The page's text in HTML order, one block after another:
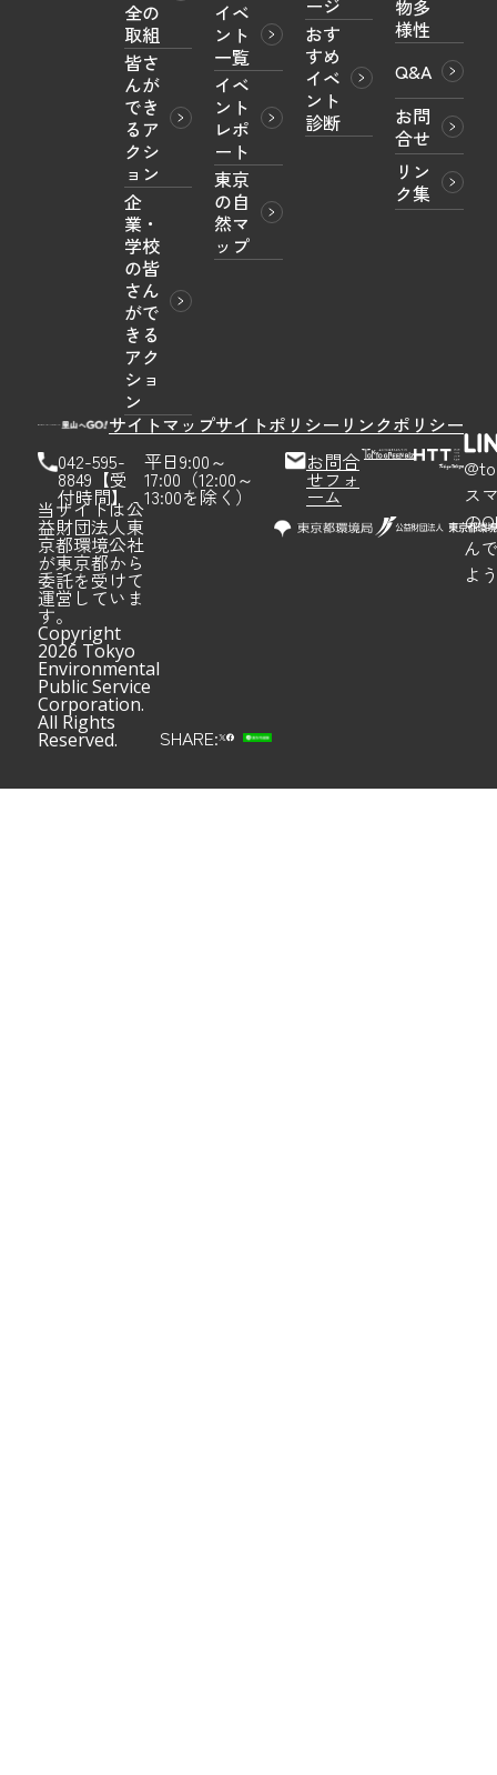
全の
取組
皆さ
んが
でき
るア
クシ
ョン
企
業・
学校
の皆
さん
がで
きる
アク
ショ
ン
イベ
ント
一覧
イベ
ント
レポ
ート
東京
の自
然マ
ップ
ージ
おす
すめ
イベ
ント
診断
物多
様性
Q&A
お問
合せ
リン
ク集
サイトマップサイトポリシー リンクポリシー
042-595-
8849【受
付時間】
平日9:00～
17:00（12:00～
13:00を除く）
お問合
せフォ
ーム
当サイトは公
益財団法人東
京都環境公社
が東京都から
委託を受けて
運営していま
す。
Copyright
2026 Tokyo
Environmental
Public Service
Corporation.
All Rights
Reserved. SHARE:
ス
の
ん
よ